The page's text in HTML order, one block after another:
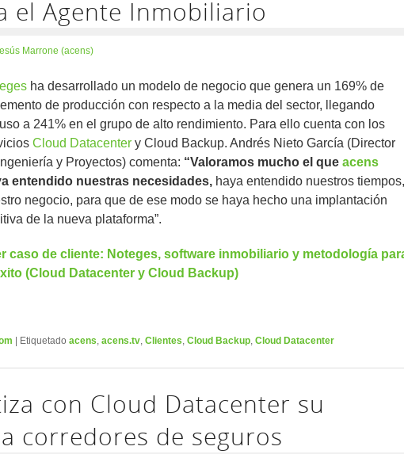
el Agente Inmobiliario
Marrone (acens)
ha desarrollado un modelo de negocio que genera un 169% de
de producción con respecto a la media del sector, llegando
a 241% en el grupo de alto rendimiento. Para ello cuenta con los
Cloud Datacentery Cloud Backup. Andrés Nieto García (Director
y Proyectos) comenta: “Valoramos mucho el que acens
entendido nuestras necesidades, haya entendido nuestros tiempos,
negocio, para que de ese modo se haya hecho una implantación
de la nueva plataforma”.
caso de cliente: Noteges, software inmobiliario y metodología
(Cloud Datacenter y Cloud Backup)
Etiquetado acens, acens.tv, Clientes, Cloud Backup, Cloud Datacenter
con Cloud Datacenter su
corredores de seguros